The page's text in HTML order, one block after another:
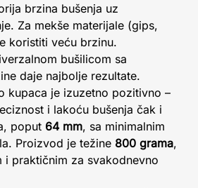
brzina bušenja uz
Za mekše materijale (gips,
koristiti veću brzinu.
bušilicom sa
daje najbolje rezultate.
kupaca je izuzetno pozitivno –
i lakoću bušenja čak i
poput 64 mm, sa minimalnim
Proizvod je težine 800 grama,
i praktičnim za svakodnevno